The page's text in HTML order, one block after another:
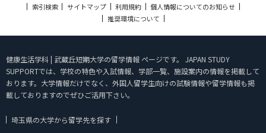
索引検索
サイトマップ 利用規約
個人情報についてのお知らせ
推奨環境について
健康生活学科 | 武蔵丘短期大学の留学情報 ページです。 JAPAN STUDY
SUPPORTでは、学校の特色や入試情報、学部一覧、施設案内の情報を掲載して
おります。大学情報だけでなく、外国人留学生向けの試験情報や留学情報も掲
載しておりますのでぜひご活用下さい。
埼玉県の大学から留学先を探す